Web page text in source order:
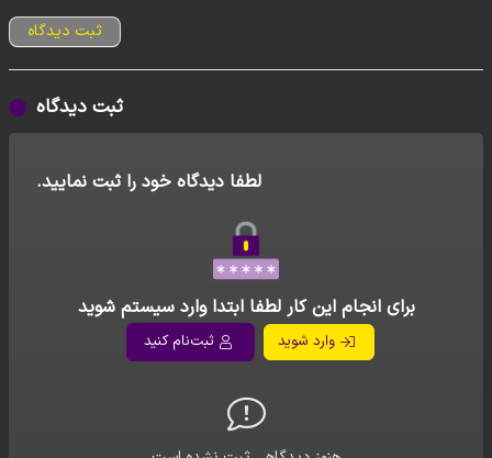
ثبت دیدگاه
ثبت دیدگاه
لطفا دیدگاه خود را ثبت نمایید.
برای انجام این کار لطفا ابتدا وارد سیستم شوید
ثبت‌نام کنید وارد شوید